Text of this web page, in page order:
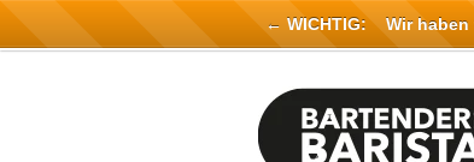
← WICHTIG:Wir haben